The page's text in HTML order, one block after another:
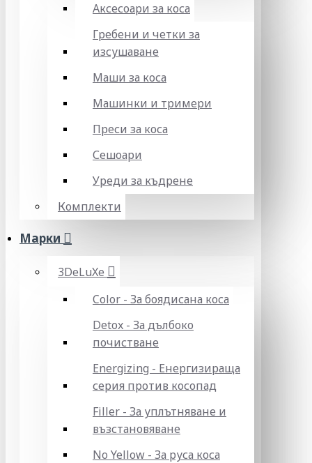
Аксесоари за коса
Гребени и четки за
изсушаване
Маши за коса
Машинки и тримери
Преси за коса
Сешоари
Уреди за къдрене
Комплекти
Марки
3DeLuXe
Color - За боядисана коса
Detox - За дълбоко
почистване
Energizing - Енергизираща
серия против косопад
Filler - За уплътняване и
възстановяване
No Yellow - За руса коса